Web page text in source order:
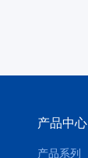
产品中心
产品系列